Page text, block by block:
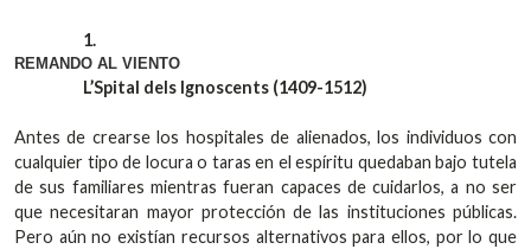
1.
REMANDO AL VIENTO
L’Spital dels Ignoscents (1409-1512)
Antes de crearse los hospitales de alienados, los individuos con
cualquier tipo de locura o taras en el espíritu quedaban bajo tutela
de sus familiares mientras fueran capaces de cuidarlos, a no ser
que necesitaran mayor protección de las instituciones públicas.
Pero aún no existían recursos alternativos para ellos, por lo que